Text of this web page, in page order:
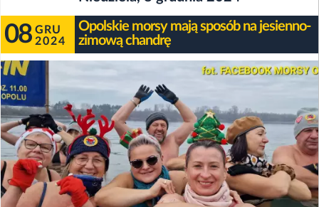
08 GRU
2024
Opolskie morsy mają sposób na jesienno-
zimową chandrę